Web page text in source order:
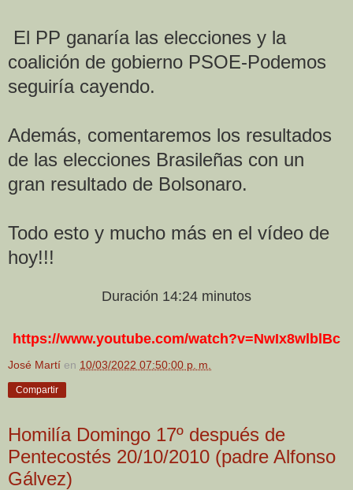
El PP ganaría las elecciones y la
coalición de gobierno PSOE-Podemos
seguiría cayendo.
Además, comentaremos los resultados
de las elecciones Brasileñas con un
gran resultado de Bolsonaro.
Todo esto y mucho más en el vídeo de
hoy!!!
Duración 14:24 minutos
https://www.youtube.com/watch?v=NwIx8wlblBc
José Martí en 10/03/2022 07:50:00 p. m.
Compartir
Homilía Domingo 17º después de
Pentecostés 20/10/2010 (padre Alfonso
Gálvez)